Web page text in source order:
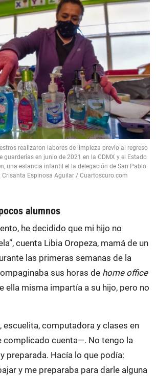
realizaron labores de limpieza previo al regreso
guarderías en junio de 2021 en la CDMX y el Estado
una estancia infantil el la delegación de San Pablo
Espinosa Aguilar / Cuartoscuro.com
alumnos
he decidido que mi hijo no
cuenta Libia Oropeza, mamá de un
las primeras semanas de la
sus horas de home office
ella misma impartía a su hijo, pero no
computadora y clases en
complicado cuenta—. No tengo la
preparada. Hacía lo que podía:
y me preparaba para darle alguna